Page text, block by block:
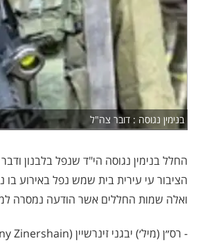
בנימין נגוסה : דובר צה"ל
החלל בנימין נגוסה הי"ד שנפל בלבנון
הציבור עי עירית בית שמש נפל באירוע בו
ואלה שמות החללים אשר הודעה נמסרה